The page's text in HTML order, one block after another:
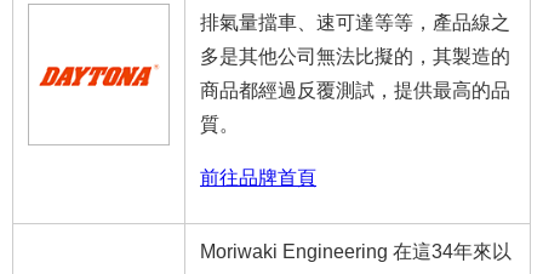
排氣量擋車、速可達等等，產品線之
多是其他公司無法比擬的，其製造的
商品都經過反覆測試，提供最高的品
質。
前往品牌首頁
Moriwaki Engineering 在這34年來以